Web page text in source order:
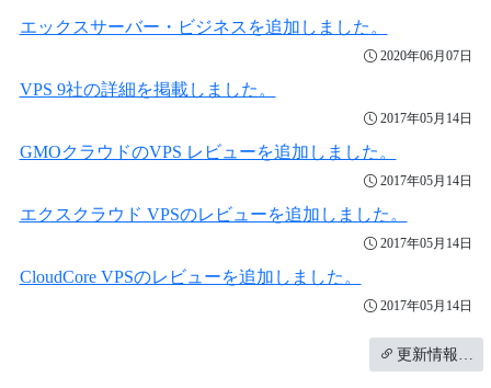
エックスサーバー・ビジネスを追加しました。
2020年06月07日
VPS 9社の詳細を掲載しました。
2017年05月14日
GMOクラウドのVPS レビューを追加しました。
2017年05月14日
エクスクラウド VPSのレビューを追加しました。
2017年05月14日
CloudCore VPSのレビューを追加しました。
2017年05月14日
更新情報…